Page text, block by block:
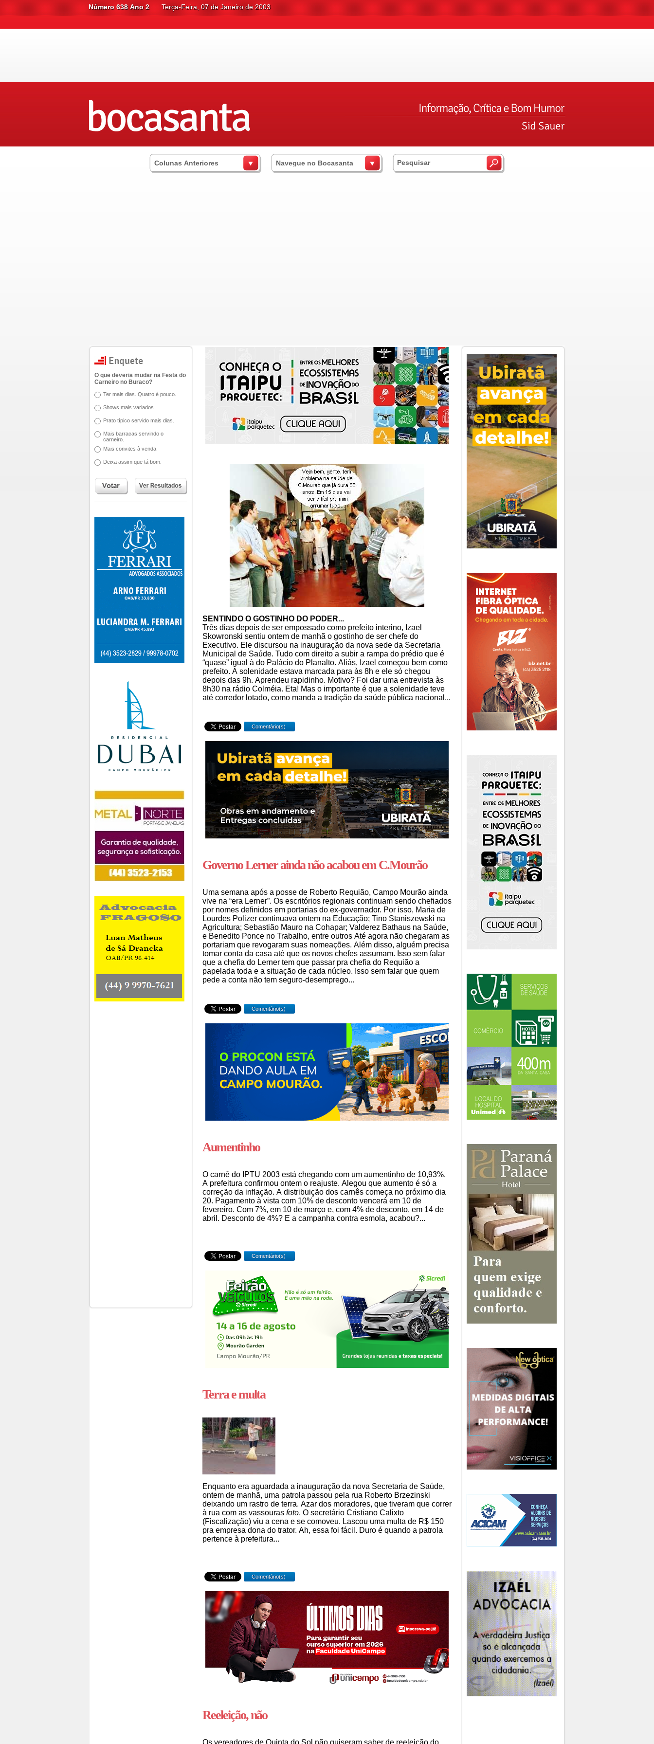
Número 638 Ano 2 Terça-Feira, 07 de Janeiro de 2003
Colunas Anteriores Navegue no Bocasanta
O que deveria mudar na Festa do
Carneiro no Buraco?
Ter mais dias. Quatro é pouco.
Shows mais variados.
Prato típico servido mais dias.
Mais barracas servindo o
carneiro.
Mais convites à venda.
Deixa assim que tá bom.
SENTINDO O GOSTINHO DO PODER...
Três dias depois de ser empossado como prefeito interino, Izael
Skowronski sentiu ontem de manhã o gostinho de ser chefe do
Executivo. Ele discursou na inauguração da nova sede da Secretaria
Municipal de Saúde. Tudo com direito a subir a rampa do prédio que é
“quase” igual à do Palácio do Planalto. Aliás, Izael começou bem como
prefeito. A solenidade estava marcada para às 8h e ele só chegou
depois das 9h. Aprendeu rapidinho. Motivo? Foi dar uma entrevista às
8h30 na rádio Colméia. Eta! Mas o importante é que a solenidade teve
até corredor lotado, como manda a tradição da saúde pública nacional...
Comentário(s)
Governo Lerner ainda não acabou em C.Mourão
Uma semana após a posse de Roberto Requião, Campo Mourão ainda
vive na “era Lerner”. Os escritórios regionais continuam sendo chefiados
por nomes definidos em portarias do ex-governador. Por isso, Maria de
Lourdes Polizer continuava ontem na Educação; Tino Staniszewski na
Agricultura; Sebastião Mauro na Cohapar; Valderez Bathaus na Saúde,
e Benedito Ponce no Trabalho, entre outros Até agora não chegaram as
portariam que revogaram suas nomeações. Além disso, alguém precisa
tomar conta da casa até que os novos chefes assumam. Isso sem falar
que a chefia do Lerner tem que passar pra chefia do Requião a
papelada toda e a situação de cada núcleo. Isso sem falar que quem
pede a conta não tem seguro-desemprego...
Comentário(s)
Aumentinho
O carnê do IPTU 2003 está chegando com um aumentinho de 10,93%.
A prefeitura confirmou ontem o reajuste. Alegou que aumento é só a
correção da inflação. A distribuição dos carnês começa no próximo dia
20. Pagamento à vista com 10% de desconto vencerá em 10 de
fevereiro. Com 7%, em 10 de março e, com 4% de desconto, em 14 de
abril. Desconto de 4%? E a campanha contra esmola, acabou?...
Comentário(s)
Terra e multa
Enquanto era aguardada a inauguração da nova Secretaria de Saúde,
ontem de manhã, uma patrola passou pela rua Roberto Brzezinski
deixando um rastro de terra. Azar dos moradores, que tiveram que correr
à rua com as vassouras foto. O secretário Cristiano Calixto
(Fiscalização) viu a cena e se comoveu. Lascou uma multa de R$ 150
pra empresa dona do trator. Ah, essa foi fácil. Duro é quando a patrola
pertence à prefeitura...
Comentário(s)
Reeleição, não
Os vereadores de Quinta do Sol não quiseram saber de reeleição do